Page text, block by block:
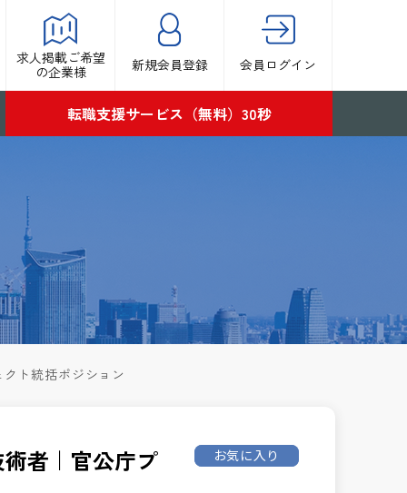
求人掲載ご希望
の企業様
新規会員登録 会員ログイン
転職支援サービス（無料）30秒
ト統括ポジション
者｜官公庁プ お気に入り